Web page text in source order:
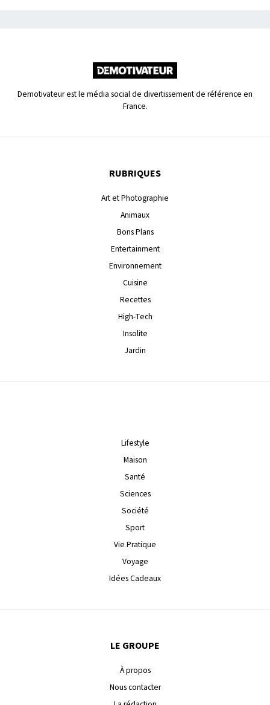
Demotivateur est le média social de divertissement de référence en
France.
RUBRIQUES
Art et Photographie
Animaux
Bons Plans
Entertainment
Environnement
Cuisine
Recettes
High-Tech
Insolite
Jardin
Lifestyle
Maison
Santé
Sciences
Société
Sport
Vie Pratique
Voyage
Idées Cadeaux
LE GROUPE
À propos
Nous contacter